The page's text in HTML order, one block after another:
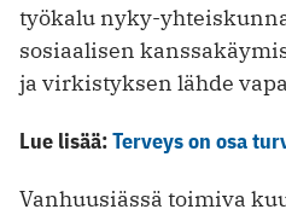
työkalu nyky-
sosiaalisen
ja virkistyksen lähde
Lue lisää:Terveys on osa
Vanhuusiässä toimiva